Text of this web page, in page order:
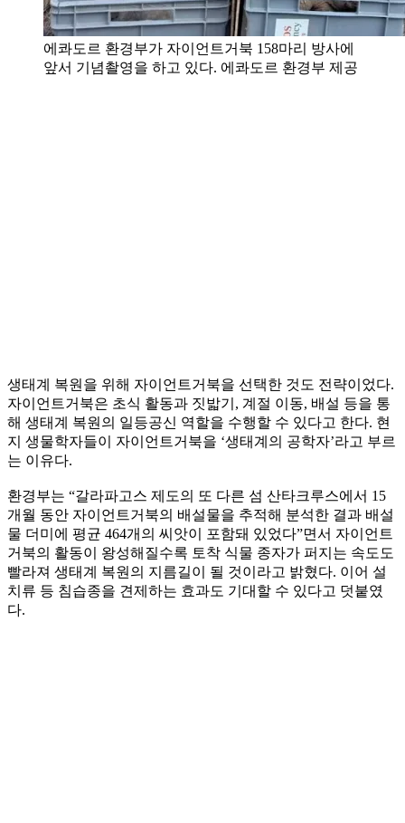
에콰도르 환경부가 자이언트거북 158마리 방사에
앞서 기념촬영을 하고 있다. 에콰도르 환경부 제공
생태계 복원을 위해 자이언트거북을 선택한 것도 전략이었다.
자이언트거북은 초식 활동과 짓밟기, 계절 이동, 배설 등을 통
해 생태계 복원의 일등공신 역할을 수행할 수 있다고 한다. 현
지 생물학자들이 자이언트거북을 ‘생태계의 공학자’라고 부르
는 이유다.
환경부는 “갈라파고스 제도의 또 다른 섬 산타크루스에서 15
개월 동안 자이언트거북의 배설물을 추적해 분석한 결과 배설
물 더미에 평균 464개의 씨앗이 포함돼 있었다”면서 자이언트
거북의 활동이 왕성해질수록 토착 식물 종자가 퍼지는 속도도
빨라져 생태계 복원의 지름길이 될 것이라고 밝혔다. 이어 설
치류 등 침습종을 견제하는 효과도 기대할 수 있다고 덧붙였
다.